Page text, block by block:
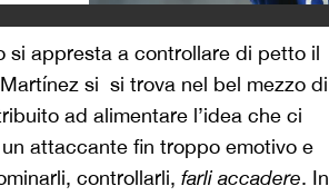
si appresta a controllare di petto il
si si trova nel bel mezzo di
ad alimentare l’idea che ci
attaccante fin troppo emotivo e
controllarli, farli accadere. In